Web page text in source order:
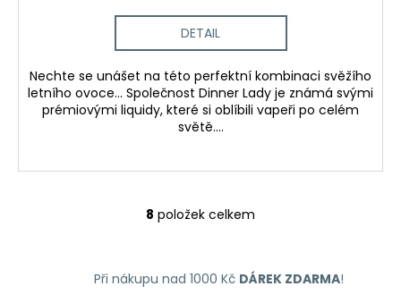
DETAIL
Nechte se unášet na této perfektní kombinaci svěžího
letního ovoce... Společnost Dinner Lady je známá svými
prémiovými liquidy, které si oblíbili vapeři po celém
světě....
O
á
8 položek celkem
Při nákupu nad 1000 Kč DÁREK ZDARMA!